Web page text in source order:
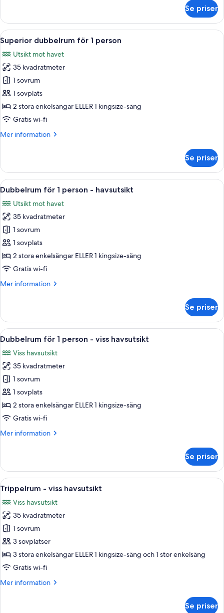
dubbelrum
för
1
person
Se priser
Öppna
alla
foton
för
Superior
dubbelrum
för
1
Ett modernt hotellrum med en
5
Superior dubbelrum för 1 person
Utsikt mot havet
35 kvadratmeter
1 sovrum
1 sovplats
2 stora enkelsängar ELLER 1 kingsize-säng
Gratis wi-fi
Mer information
Mer
dubbelrum
för
1
Se priser
Öppna
alla
foton
för
Dubbelrum
för
1
person
havsutsikt
Ett modernt hotellrum med en stor
5
Dubbelrum för 1 person - havsutsikt
Utsikt mot havet
35 kvadratmeter
1 sovrum
1 sovplats
2 stora enkelsängar ELLER 1 kingsize-säng
Gratis wi-fi
Mer information
Mer
för
person
havsutsikt
Se priser
Öppna
alla
foton
för
Dubbelrum
för
1
person
viss
Ett hotellrum med en säng, ett
3
Dubbelrum för 1 person - viss havsutsikt
Viss havsutsikt
35 kvadratmeter
1 sovrum
1 sovplats
2 stora enkelsängar ELLER 1 kingsize-säng
Gratis wi-fi
Mer information
Mer
för
person
viss
havsutsikt
Se priser
Öppna
alla
foton
för
Trippelrum
-
viss
havsutsikt
Ett hotellrum med en säng, ett
3
Trippelrum - viss havsutsikt
Viss havsutsikt
35 kvadratmeter
1 sovrum
3 sovplatser
3 stora enkelsängar ELLER 1 kingsize-säng och 1 stor enkelsäng
Gratis wi-fi
Mer information
Mer
Se priser